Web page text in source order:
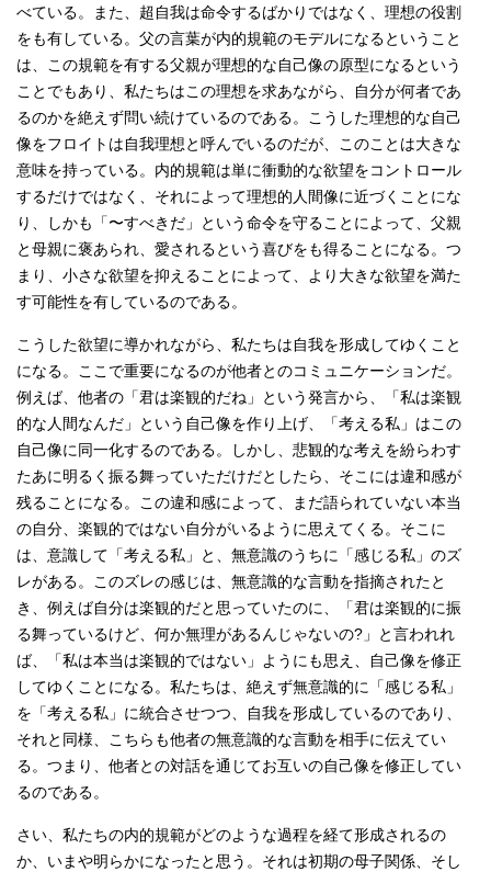
べている。また、超自我は命令するばかりではなく、理想の役割
をも有している。父の言葉が内的規範のモデルになるということ
は、この規範を有する父親が理想的な自己像の原型になるという
ことでもあり、私たちはこの理想を求あながら、自分が何者であ
るのかを絶えず問い続けているのである。こうした理想的な自己
像をフロイトは自我理想と呼んでいるのだが、このことは大きな
意味を持っている。内的規範は単に衝動的な欲望をコントロール
するだけではなく、それによって理想的人間像に近づくことにな
り、しかも「〜すべきだ」という命令を守ることによって、父親
と母親に褒あられ、愛されるという喜びをも得ることになる。つ
まり、小さな欲望を抑えることによって、より大きな欲望を満た
す可能性を有しているのである。
こうした欲望に導かれながら、私たちは自我を形成してゆくこと
になる。ここで重要になるのが他者とのコミュニケーションだ。
例えば、他者の「君は楽観的だね」という発言から、「私は楽観
的な人間なんだ」という自己像を作り上げ、「考える私」はこの
自己像に同一化するのである。しかし、悲観的な考えを紛らわす
たあに明るく振る舞っていただけだとしたら、そこには違和感が
残ることになる。この違和感によって、まだ語られていない本当
の自分、楽観的ではない自分がいるように思えてくる。そこに
は、意識して「考える私」と、無意識のうちに「感じる私」のズ
レがある。このズレの感じは、無意識的な言動を指摘されたと
き、例えば自分は楽観的だと思っていたのに、「君は楽観的に振
る舞っているけど、何か無理があるんじゃないの?」と言われれ
ば、「私は本当は楽観的ではない」ようにも思え、自己像を修正
してゆくことになる。私たちは、絶えず無意識的に「感じる私」
を「考える私」に統合させつつ、自我を形成しているのであり、
それと同様、こちらも他者の無意識的な言動を相手に伝えてい
る。つまり、他者との対話を通じてお互いの自己像を修正してい
るのである。
さい、私たちの内的規範がどのような過程を経て形成されるの
か、いまや明らかになったと思う。それは初期の母子関係、そし